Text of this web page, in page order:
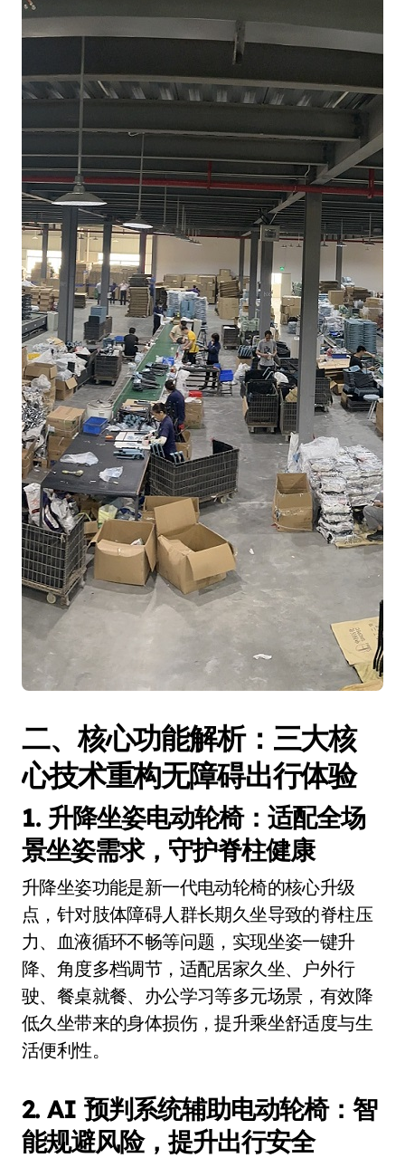
二、核心功能解析：三大核
心技术重构无障碍出行体验
1. 升降坐姿电动轮椅：适配全场
景坐姿需求，守护脊柱健康
升降坐姿功能是新一代电动轮椅的核心升级
点，针对肢体障碍人群长期久坐导致的脊柱压
力、血液循环不畅等问题，实现坐姿一键升
降、角度多档调节，适配居家久坐、户外行
驶、餐桌就餐、办公学习等多元场景，有效降
低久坐带来的身体损伤，提升乘坐舒适度与生
活便利性。
2. AI 预判系统辅助电动轮椅：智
能规避风险，提升出行安全